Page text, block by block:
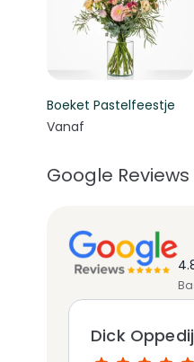
Boeket Pastelfeestje
Vanaf
Google Reviews
Dick